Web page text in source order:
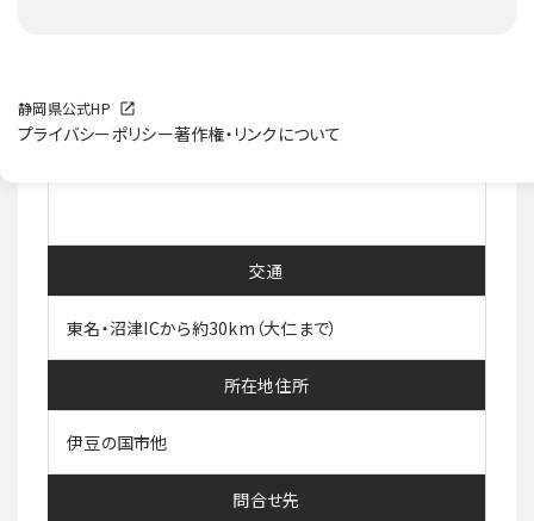
静岡県公式HP
プライバシーポリシー著作権・リンクについて
川、河原、橋
交通
東名・沼津ICから約30km（大仁まで）
所在地住所
伊豆の国市他
問合せ先